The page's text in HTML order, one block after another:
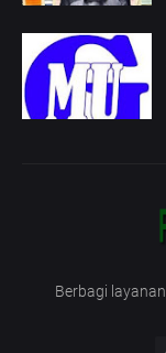
Berbagi